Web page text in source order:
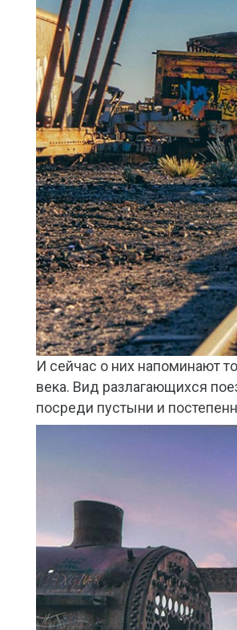
И сейчас о них напоминают
века. Вид разлагающихся
посреди пустыни и